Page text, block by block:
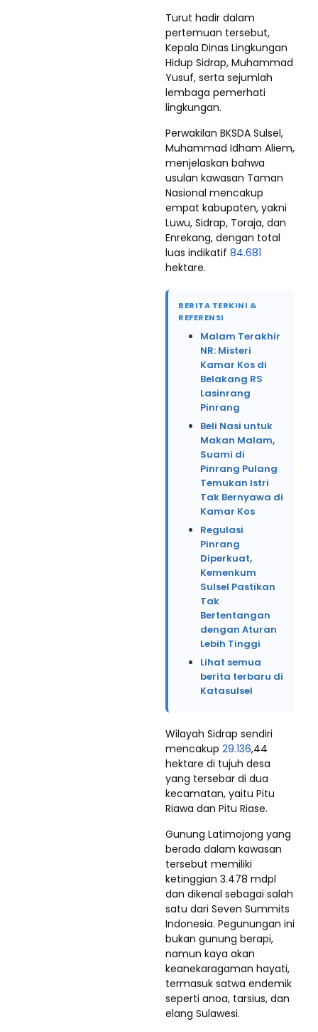
Turut hadir dalam
pertemuan tersebut,
Kepala Dinas Lingkungan
Hidup Sidrap, Muhammad
Yusuf, serta sejumlah
lembaga pemerhati
lingkungan.
Perwakilan BKSDA Sulsel,
Muhammad Idham Aliem,
menjelaskan bahwa
usulan kawasan Taman
Nasional mencakup
empat kabupaten, yakni
Luwu, Sidrap, Toraja, dan
Enrekang, dengan total
luas indikatif 84.681
hektare.
BERITA TERKINI &
REFERENSI
Malam Terakhir
NR: Misteri
Kamar Kos di
Belakang RS
Lasinrang
Pinrang
Beli Nasi untuk
Makan Malam,
Suami di
Pinrang Pulang
Temukan Istri
Tak Bernyawa di
Kamar Kos
Regulasi
Pinrang
Diperkuat,
Kemenkum
Sulsel Pastikan
Tak
Bertentangan
dengan Aturan
Lebih Tinggi
Lihat semua
berita terbaru di
Katasulsel
Wilayah Sidrap sendiri
mencakup 29.136,44
hektare di tujuh desa
yang tersebar di dua
kecamatan, yaitu Pitu
Riawa dan Pitu Riase.
Gunung Latimojong yang
berada dalam kawasan
tersebut memiliki
ketinggian 3.478 mdpl
dan dikenal sebagai salah
satu dari Seven Summits
Indonesia. Pegunungan ini
bukan gunung berapi,
namun kaya akan
keanekaragaman hayati,
termasuk satwa endemik
seperti anoa, tarsius, dan
elang Sulawesi.